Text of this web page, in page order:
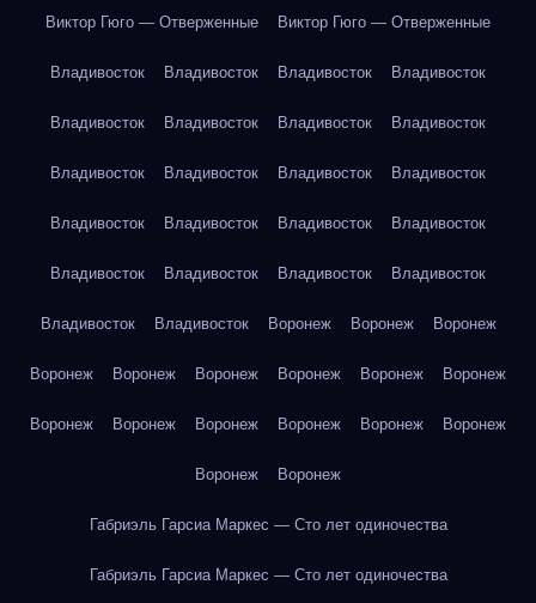
Виктор Гюго — Отверженные Виктор Гюго — Отверженные
Владивосток Владивосток Владивосток Владивосток
Владивосток Владивосток Владивосток Владивосток
Владивосток Владивосток Владивосток Владивосток
Владивосток Владивосток Владивосток Владивосток
Владивосток Владивосток Владивосток Владивосток
Владивосток Владивосток Воронеж Воронеж Воронеж
Воронеж Воронеж Воронеж Воронеж Воронеж Воронеж
Воронеж Воронеж Воронеж Воронеж Воронеж Воронеж
Воронеж Воронеж
Габриэль Гарсиа Маркес — Сто лет одиночества
Габриэль Гарсиа Маркес — Сто лет одиночества